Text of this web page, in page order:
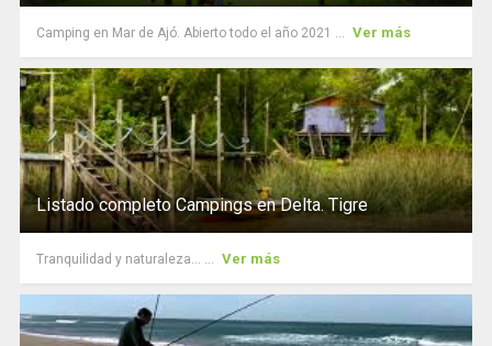
Camping en Mar de Ajó. Abierto todo el año 2021 ... Ver más
Listado completo Campings en Delta. Tigre
Tranquilidad y naturaleza... ... Ver más